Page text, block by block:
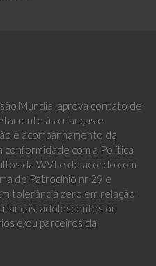
Mundial aprova contato de
às crianças e
e acompanhamento da
conformidade com a Política
da WVI e de acordo com
de Patrocínio nr 29 e
tolerância zero em relação
adolescentes ou
e/ou parceiros da